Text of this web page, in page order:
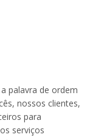
palavra de ordem
nossos clientes,
para
serviços